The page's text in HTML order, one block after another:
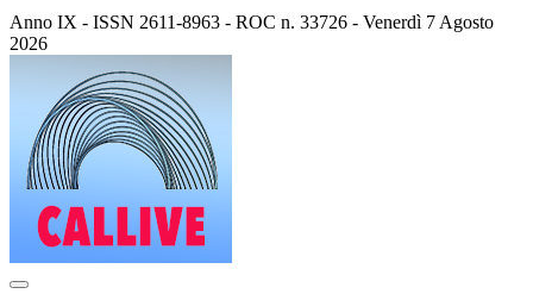
Anno IX - ISSN 2611-8963 - ROC n. 33726 - Venerdì 7 Agosto
2026